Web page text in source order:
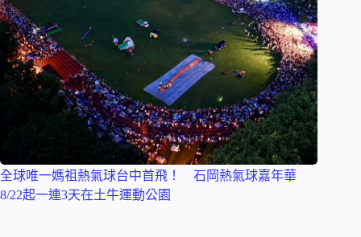
全球唯一媽祖熱氣球台中首飛！ 石岡熱氣球嘉年華
8/22起一連3天在土牛運動公園